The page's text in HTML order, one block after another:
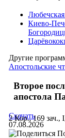
Киево-
Другие
Апостольские
Второе
апостола
2 Кор., 169 зач.,
Скачать
07.08.2026